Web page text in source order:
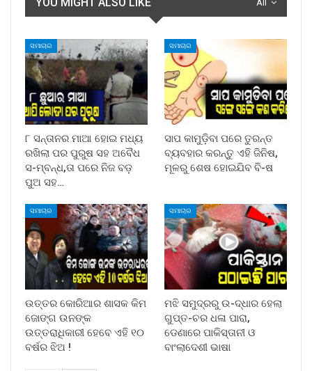
All
ସମାଚାର
୮ ସନ୍ତାନର ମାଆ ହୋଇ ମଧ୍ୟ
ରଖିଲା ପର ପୁରୁଷ ସହ ଅବୈଧ
ସ-ମ୍ବନ୍ଧ,ତା ପରେ ନିଜ ବଡ଼
ପୁଅ ସହ…
ସମାଚାର
ସାପ କାମୁଡ଼ିବା ପରେ ତୁରନ୍ତ
ବ୍ୟବହାର କରନ୍ତୁ ଏହି ଜିନିଷ,
ମୂଳରୁ ଶେଷ ହୋଇଯିବ ବି-ଷ
ସମାଚାର
ଉତ୍ତର କୋରିଆର ଶାସକ କିମ
ଜୋଙ୍ଗ ଉନଙ୍କ
ଉତ୍ତରାଧିକାରୀ ହେବେ ଏହି ୧୦
ବର୍ଷର ଝିଅ !
ସମାଚାର
ମଝି ସମୁଦ୍ରରୁ ଉ-ଦ୍ଧାର ହେଲା
ଗୁପ୍ତ-ଚର ଧଳା ପାରା,
ଡେଣାରେ ପାକିସ୍ତାନୀ ଓ
ବାଂଲାଦେଶୀ ଭାଷା